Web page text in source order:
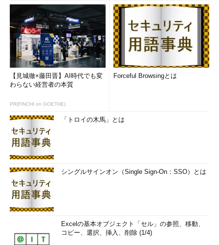
アイコン・サイズを小さくしたWindows 8 CPの
スタート画面
コン・サイズを小さくして、より多くのアイコン
Windows 8 DP版では横スクロールしか利用できなかったの
ろう。
ところでスタート画面に表示されてないアプリケーション、例
えばメモ帳とか電卓、ペイントなどを起動するには、検索画面で
のアプリ」メニューからたどって起動したり（スタート画面に
「ピン留め」しておくと、以後は簡単に呼び出せる）、［ファイ
【見城徹×藤田晋】AI時代でも変
わらない経営者の本質
PR(FINCHI on GOETHE)
Forceful Browsingとは
「トロイの木馬」とは
シングルサインオン（Single Sign-On：SSO）とは
Excelの基本オブジェクト「セル」の参照、移動、
コピー、選択、挿入、削除 (1/4)